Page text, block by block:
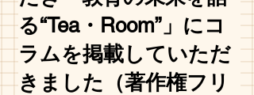
る“Tea・Room”」にコ
ラムを掲載していただ
きました（著作権フリ